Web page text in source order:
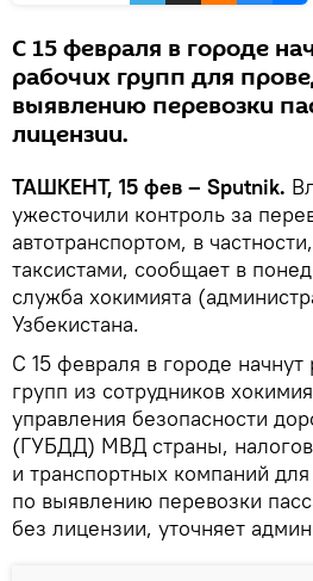
С 15 февраля в городе
рабочих групп для
выявлению перевозки
лицензии.
ТАШКЕНТ, 15 фев – Sputnik.
ужесточили контроль за
автотранспортом, в
таксистами, сообщает в
служба хокимията
Узбекистана.
С 15 февраля в городе начнут
групп из сотрудников
управления безопасности
(ГУБДД) МВД страны,
и транспортных компаний
по выявлению перевозки
без лицензии, уточняет